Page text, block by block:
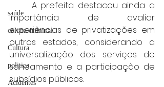
saúde
coluna criminal
Cultura
politica
Acidentes
importância de avaliar
experiências de privatizações em
outros estados, considerando a
universalização dos serviços de
saneamento e a participação de
subsídios públicos.